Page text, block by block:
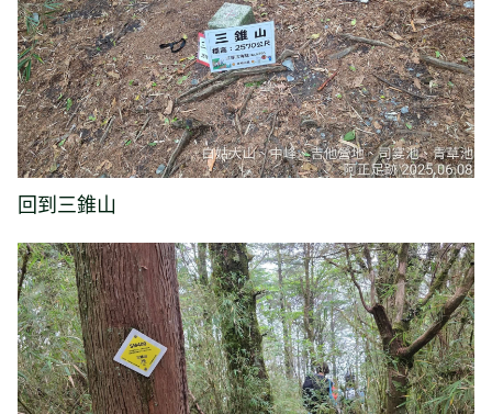
回到三錐山